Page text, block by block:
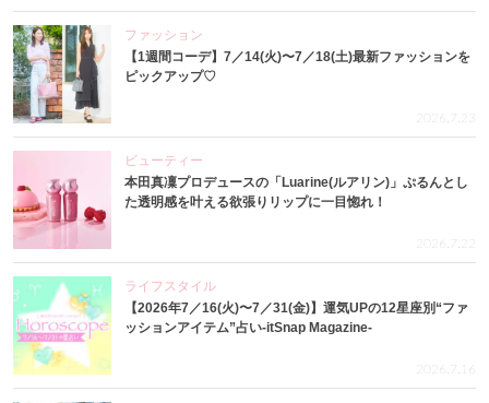
ファッション
【1週間コーデ】7／14(火)〜7／18(土)最新ファッションを
ピックアップ♡
2026.7.23
ビューティー
本田真凜プロデュースの「Luarine(ルアリン)」ぷるんとし
た透明感を叶える欲張りリップに一目惚れ！
2026.7.22
ライフスタイル
【2026年7／16(火)〜7／31(金)】運気UPの12星座別“ファ
ッションアイテム”占い-itSnap Magazine-
2026.7.16